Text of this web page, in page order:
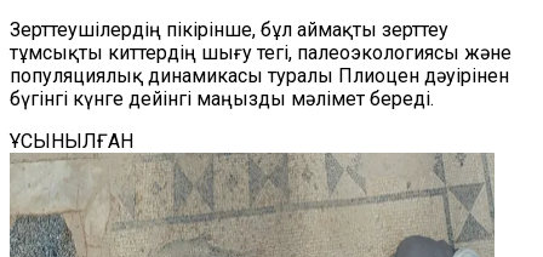
Зерттеушілердің пікірінше, бұл аймақты зерттеу
тұмсықты киттердің шығу тегі, палеоэкологиясы және
популяциялық динамикасы туралы Плиоцен дәуірінен
бүгінгі күнге дейінгі маңызды мәлімет береді.
ҰСЫНЫЛҒАН